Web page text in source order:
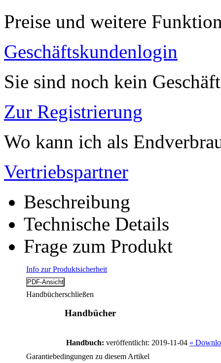
Preise und weitere
Geschäftskundenlogin
Sie sind noch kein
Zur Registrierung
Wo kann ich als
Vertriebspartner
Beschreibung
Technische Details
Frage zum Produkt
Info zur Produktsicherheit
Handbücherschließen
Handbücher
Handbuch: veröffentlicht: 2019-11-04 »
Garantiebedingungen zu diesem Artikel